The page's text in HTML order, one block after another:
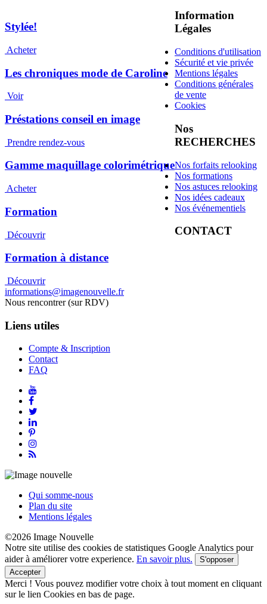
Stylée!
Acheter
Les chroniques mode de Caroline
Voir
Préstations conseil en image
Prendre rendez-vous
Gamme maquillage colorimétrique
Acheter
Formation
Découvrir
Formation à distance
Découvrir
Information
Légales
Conditions d'utilisation
Sécurité et vie privée
Mentions légales
Conditions générales
de vente
Cookies
Nos
RECHERCHES
Nos forfaits relooking
Nos formations
Nos astuces relooking
Nos idées cadeaux
Nos événementiels
CONTACT
informations@imagenouvelle.fr
Nous rencontrer (sur RDV)
Liens utiles
Compte & Inscription
Contact
FAQ
Qui somme-nous
Plan du site
Mentions légales
©2026 Image Nouvelle
Notre site utilise des cookies de statistiques Google Analytics pour
aider à améliorer votre experience. En savoir plus.
S'opposer
Accepter
Merci ! Vous pouvez modifier votre choix à tout moment en cliquant
sur le lien Cookies en bas de page.